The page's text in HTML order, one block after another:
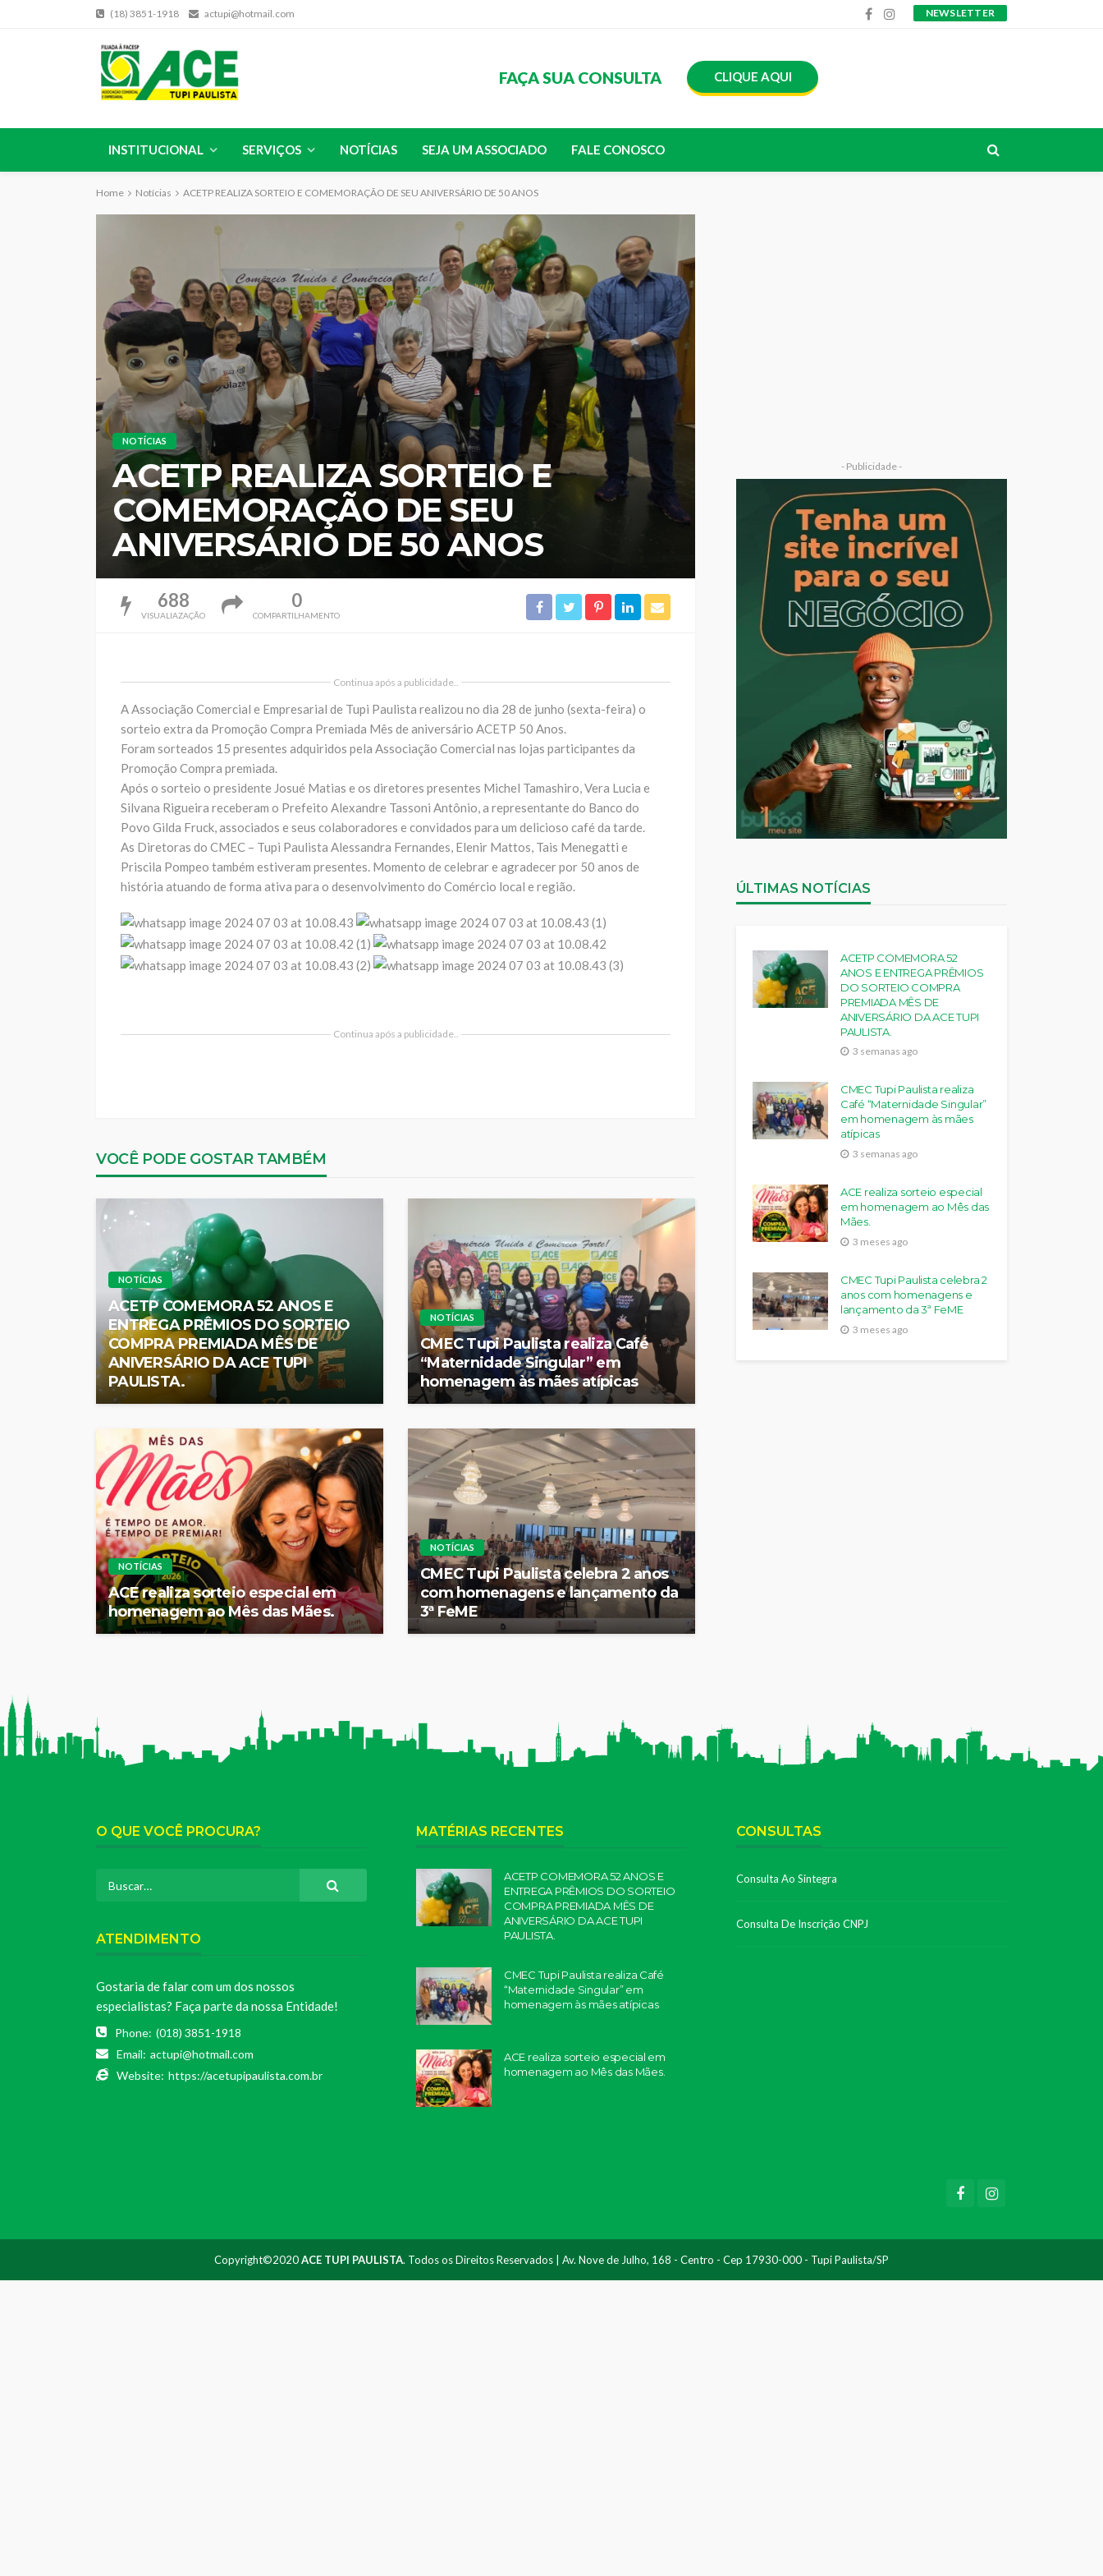
(18) 3851-1918 actupi@hotmail.com NEWSLETTER
FAÇA SUA CONSULTA CLIQUE AQUI
INSTITUCIONAL SERVIÇOS NOTÍCIAS SEJA UM ASSOCIADO FALE CONOSCO
Home Notícias ACETP REALIZA SORTEIO E COMEMORAÇÃO DE SEU ANIVERSÁRIO DE 50 ANOS
NOTÍCIAS
ACETP REALIZA SORTEIO E
COMEMORAÇÃO DE SEU
ANIVERSÁRIO DE 50 ANOS
688
VISUALIAZAÇÃO
0
COMPARTILHAMENTO
Continua após a publicidade..
A Associação Comercial e Empresarial de Tupi Paulista realizou no dia 28 de junho (sexta-feira) o
sorteio extra da Promoção Compra Premiada Mês de aniversário ACETP 50 Anos.
Foram sorteados 15 presentes adquiridos pela Associação Comercial nas lojas participantes da
Promoção Compra premiada.
Após o sorteio o presidente Josué Matias e os diretores presentes Michel Tamashiro, Vera Lucia e
Silvana Rigueira receberam o Prefeito Alexandre Tassoni Antônio, a representante do Banco do
Povo Gilda Fruck, associados e seus colaboradores e convidados para um delicioso café da tarde.
As Diretoras do CMEC – Tupi Paulista Alessandra Fernandes, Elenir Mattos, Tais Menegatti e
Priscila Pompeo também estiveram presentes. Momento de celebrar e agradecer por 50 anos de
história atuando de forma ativa para o desenvolvimento do Comércio local e região.
Continua após a publicidade..
VOCÊ PODE GOSTAR TAMBÉM
NOTÍCIAS
ACETP COMEMORA 52 ANOS E
ENTREGA PRÊMIOS DO SORTEIO
COMPRA PREMIADA MÊS DE
ANIVERSÁRIO DA ACE TUPI
PAULISTA.
NOTÍCIAS
CMEC Tupi Paulista realiza Café
“Maternidade Singular” em
homenagem às mães atípicas
NOTÍCIAS
ACE realiza sorteio especial em
homenagem ao Mês das Mães.
NOTÍCIAS
CMEC Tupi Paulista celebra 2 anos
com homenagens e lançamento da
3ª FeME
- Publicidade -
ÚLTIMAS NOTÍCIAS
ACETP COMEMORA 52
ANOS E ENTREGA PRÊMIOS
DO SORTEIO COMPRA
PREMIADA MÊS DE
ANIVERSÁRIO DA ACE TUPI
PAULISTA.
3 semanas ago
CMEC Tupi Paulista realiza
Café “Maternidade Singular”
em homenagem às mães
atípicas
3 semanas ago
ACE realiza sorteio especial
em homenagem ao Mês das
Mães.
3 meses ago
CMEC Tupi Paulista celebra 2
anos com homenagens e
lançamento da 3ª FeME
3 meses ago
O QUE VOCÊ PROCURA?
ATENDIMENTO
Gostaria de falar com um dos nossos
especialistas? Faça parte da nossa Entidade!
Phone: (018) 3851-1918
Email: actupi@hotmail.com
Website: https://acetupipaulista.com.br
MATÉRIAS RECENTES
ACETP COMEMORA 52 ANOS E
ENTREGA PRÊMIOS DO SORTEIO
COMPRA PREMIADA MÊS DE
ANIVERSÁRIO DA ACE TUPI
PAULISTA.
CMEC Tupi Paulista realiza Café
“Maternidade Singular” em
homenagem às mães atípicas
ACE realiza sorteio especial em
homenagem ao Mês das Mães.
CONSULTAS
Consulta Ao Sintegra
Consulta De Inscrição CNPJ
Copyright©2020ACE TUPI PAULISTA. Todos os Direitos Reservados | Av. Nove de Julho, 168 - Centro - Cep 17930-000 - Tupi Paulista/SP